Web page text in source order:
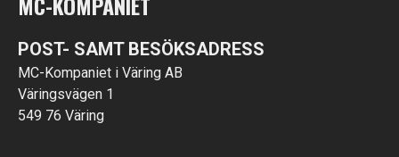
POST- SAMT BESÖKSADRESS
MC-Kompaniet i Väring AB
Väringsvägen 1
549 76 Väring